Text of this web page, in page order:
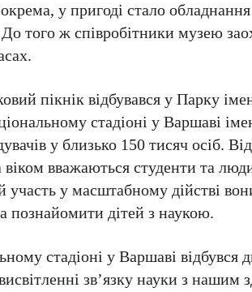
у пригоді стало обладнання
того ж співробітники музею
пікнік відбувався у Парку
стадіоні у Варшаві
у близько 150 тисяч осіб.
віком вважаються студенти та
у масштабному дійстві
познайомити дітей з наукою.
стадіоні у Варшаві відбувся
зв’язку науки з